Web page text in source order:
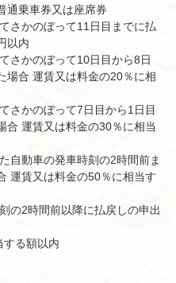
通乗車券又は座席券
さかのぼって11日目までに払
以内
さかのぼって10日目から8日
場合 運賃又は料金の20％に相
さかのぼって7日目から1日目
合 運賃又は料金の30％に相当
自動車の発車時刻の2時間前ま
運賃又は料金の50％に相当す
の2時間前以降に払戻しの申出
する額以内